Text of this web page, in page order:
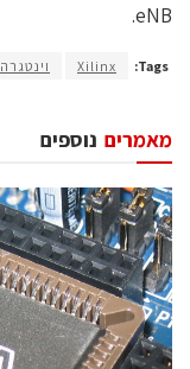
eNB.
Tags:
Xilinx וינטגרה
נוספים מאמרים